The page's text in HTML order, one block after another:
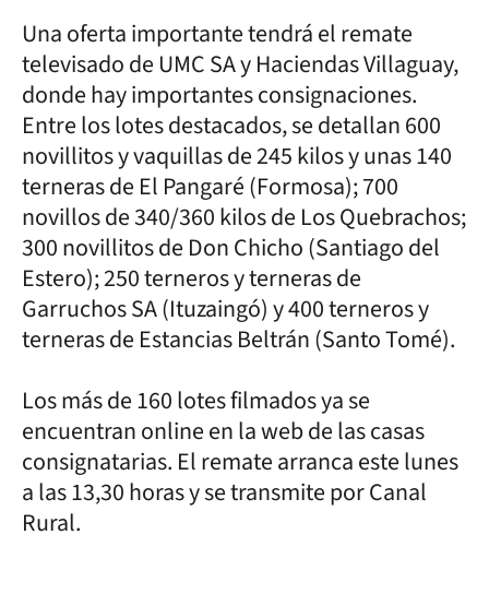
Una oferta importante tendrá el remate
televisado de UMC SA y Haciendas Villaguay,
donde hay importantes consignaciones.
Entre los lotes destacados, se detallan 600
novillitos y vaquillas de 245 kilos y unas 140
terneras de El Pangaré (Formosa); 700
novillos de 340/360 kilos de Los Quebrachos;
300 novillitos de Don Chicho (Santiago del
Estero); 250 terneros y terneras de
Garruchos SA (Ituzaingó) y 400 terneros y
terneras de Estancias Beltrán (Santo Tomé).
Los más de 160 lotes filmados ya se
encuentran online en la web de las casas
consignatarias. El remate arranca este lunes
a las 13,30 horas y se transmite por Canal
Rural.